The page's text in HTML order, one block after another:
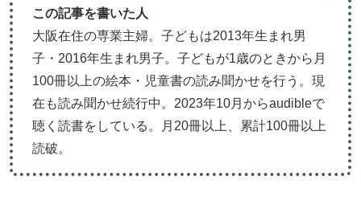
この記事を書いた人
大阪在住の専業主婦。子どもは2013年生まれ男
子・2016年生まれ男子。子どもが1歳のときから月
100冊以上の絵本・児童書の読み聞かせを行う。現
在も読み聞かせ続行中。2023年10月からaudibleで
聴く読書をしている。月20冊以上、累計100冊以上
読破。